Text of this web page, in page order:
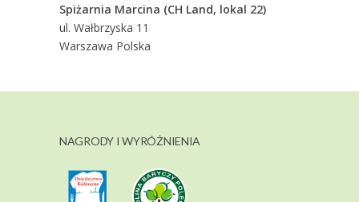
Spiżarnia Marcina (CH Land, lokal 22)
ul. Wałbrzyska 11
Warszawa Polska
NAGRODY I WYRÓŻNIENIA